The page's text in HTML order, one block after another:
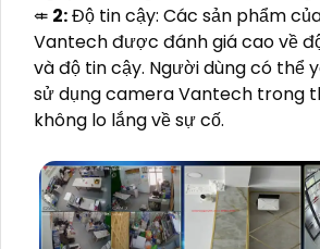
⤂ 2:Độ tin cậy: Các sản phẩm
Vantech được đánh giá cao về
và độ tin cậy. Người dùng có thể
sử dụng camera Vantech trong
không lo lắng về sự cố.